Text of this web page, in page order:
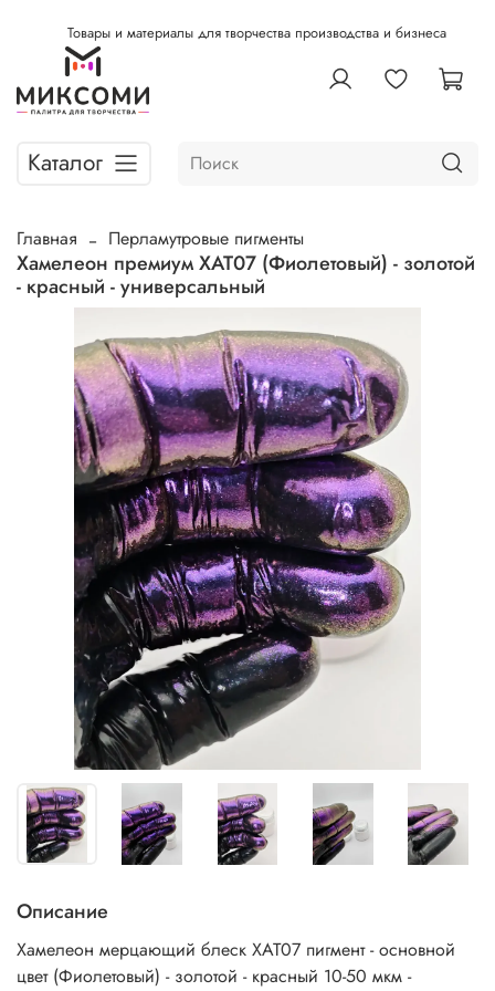
Товары и материалы для творчества производства и бизнеса
Каталог
Главная Перламутровые пигменты
Хамелеон премиум ХАТ07 (Фиолетовый) - золотой
- красный - универсальный
Описание
Хамелеон мерцающий блеск ХАТ07 пигмент - основной
цвет (Фиолетовый) - золотой - красный 10-50 мкм -